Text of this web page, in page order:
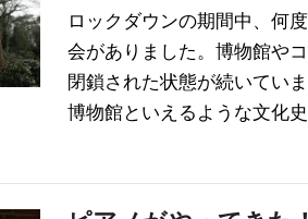
ロックダウンの期間中、何
会がありました。博物館や
閉鎖された状態が続いてい
博物館といえるような文化